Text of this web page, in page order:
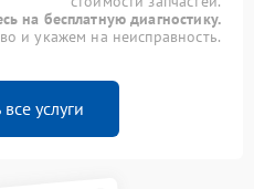
на бесплатную диагностику.
и укажем на неисправность.
услуги